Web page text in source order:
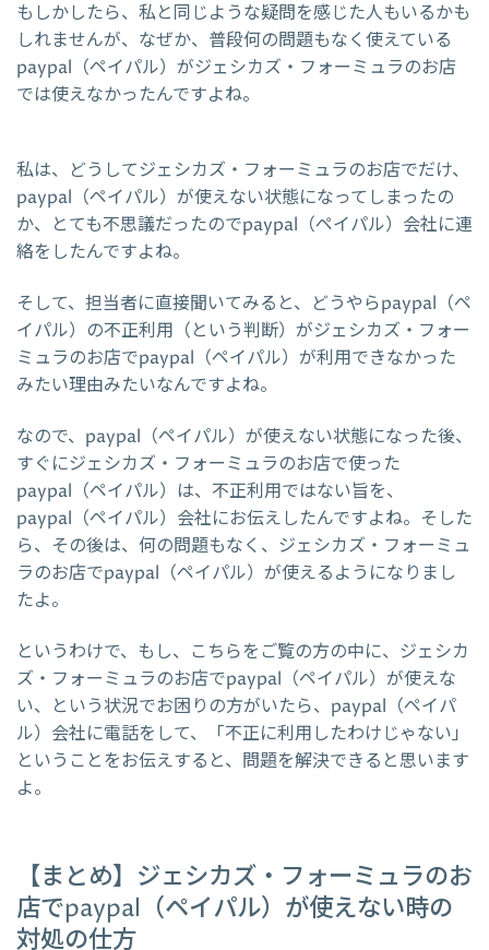
もしかしたら、私と同じような疑問を感じた人もいるかも
しれませんが、なぜか、普段何の問題もなく使えている
paypal（ペイパル）がジェシカズ・フォーミュラのお店
では使えなかったんですよね。
私は、どうしてジェシカズ・フォーミュラのお店でだけ、
paypal（ペイパル）が使えない状態になってしまったの
か、とても不思議だったのでpaypal（ペイパル）会社に連
絡をしたんですよね。
そして、担当者に直接聞いてみると、どうやらpaypal（ペ
イパル）の不正利用（という判断）がジェシカズ・フォー
ミュラのお店でpaypal（ペイパル）が利用できなかった
みたい理由みたいなんですよね。
なので、paypal（ペイパル）が使えない状態になった後、
すぐにジェシカズ・フォーミュラのお店で使った
paypal（ペイパル）は、不正利用ではない旨を、
paypal（ペイパル）会社にお伝えしたんですよね。そした
ら、その後は、何の問題もなく、ジェシカズ・フォーミュ
ラのお店でpaypal（ペイパル）が使えるようになりまし
たよ。
というわけで、もし、こちらをご覧の方の中に、ジェシカ
ズ・フォーミュラのお店でpaypal（ペイパル）が使えな
い、という状況でお困りの方がいたら、paypal（ペイパ
ル）会社に電話をして、「不正に利用したわけじゃない」
ということをお伝えすると、問題を解決できると思います
よ。
【まとめ】ジェシカズ・フォーミュラのお
店でpaypal（ペイパル）が使えない時の
対処の仕方